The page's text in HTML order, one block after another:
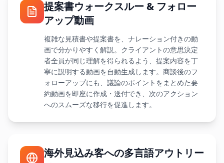
提案書ウォークスルー & フォロー
アップ動画
複雑な見積書や提案書を、ナレーション付きの動
画で分かりやすく解説。クライアントの意思決定
者全員が同じ理解を得られるよう、提案内容を丁
寧に説明する動画を自動生成します。商談後のフ
ォローアップにも、議論のポイントをまとめた要
約動画を即座に作成・送付でき、次のアクション
へのスムーズな移行を促進します。
海外見込み客への多言語アウトリー